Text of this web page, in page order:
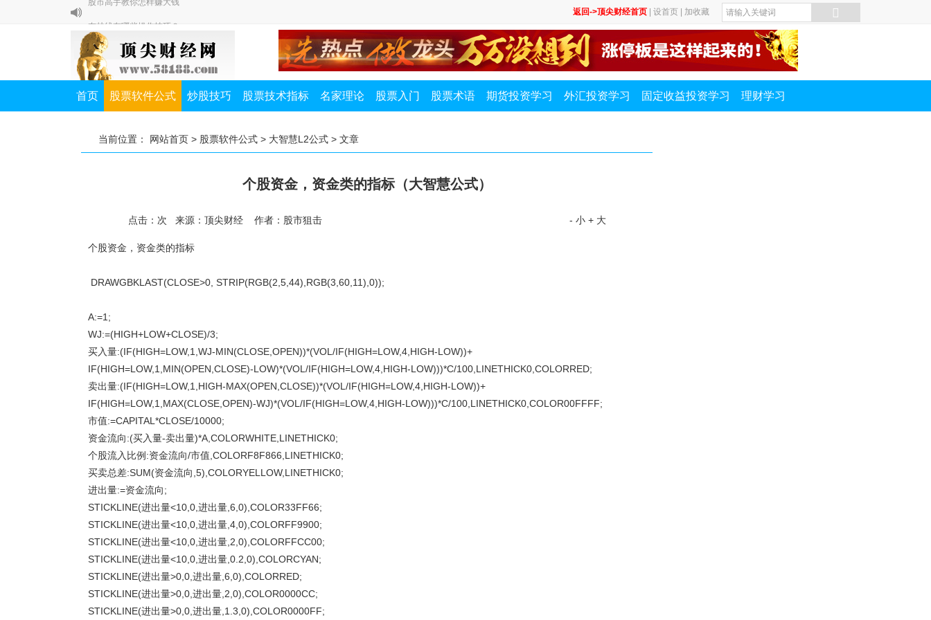
除权除息对我们炒股有什么影响？
如何提高A股打新中签率？
布林线有哪些操作技巧？
返回->顶尖财经首页 设首页 加收藏
首页 股票软件公式 炒股技巧 股票技术指标 名家理论 股票入门 股票术语 期货投资学习 外汇投资学习 固定收益投资学习 理财学习
当前位置： 网站首页 > 股票软件公式 > 大智慧L2公式 > 文章
个股资金，资金类的指标（大智慧公式）
点击： 次 来源：顶尖财经 作者：股市狙击 - 小 + 大
个股资金，资金类的指标
DRAWGBKLAST(CLOSE>0, STRIP(RGB(2,5,44),RGB(3,60,11),0));
A:=1;
WJ:=(HIGH+LOW+CLOSE)/3;
买入量:(IF(HIGH=LOW,1,WJ-MIN(CLOSE,OPEN))*(VOL/IF(HIGH=LOW,4,HIGH-LOW))+
IF(HIGH=LOW,1,MIN(OPEN,CLOSE)-LOW)*(VOL/IF(HIGH=LOW,4,HIGH-LOW)))*C/100,LINETHICK0,COLORRED;
卖出量:(IF(HIGH=LOW,1,HIGH-MAX(OPEN,CLOSE))*(VOL/IF(HIGH=LOW,4,HIGH-LOW))+
IF(HIGH=LOW,1,MAX(CLOSE,OPEN)-WJ)*(VOL/IF(HIGH=LOW,4,HIGH-LOW)))*C/100,LINETHICK0,COLOR00FFFF;
市值:=CAPITAL*CLOSE/10000;
资金流向:(买入量-卖出量)*A,COLORWHITE,LINETHICK0;
个股流入比例:资金流向/市值,COLORF8F866,LINETHICK0;
买卖总差:SUM(资金流向,5),COLORYELLOW,LINETHICK0;
进出量:=资金流向;
STICKLINE(进出量<10,0,进出量,6,0),COLOR33FF66;
STICKLINE(进出量<10,0,进出量,4,0),COLORFF9900;
STICKLINE(进出量<10,0,进出量,2,0),COLORFFCC00;
STICKLINE(进出量<10,0,进出量,0.2,0),COLORCYAN;
STICKLINE(进出量>0,0,进出量,6,0),COLORRED;
STICKLINE(进出量>0,0,进出量,2,0),COLOR0000CC;
STICKLINE(进出量>0,0,进出量,1.3,0),COLOR0000FF;